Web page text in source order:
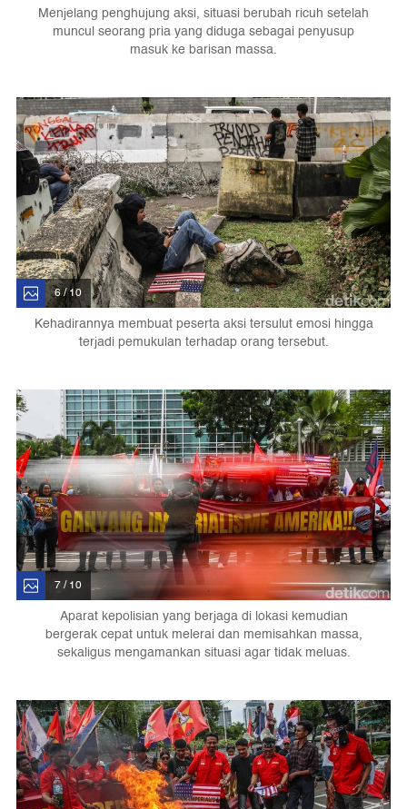
Menjelang penghujung aksi, situasi berubah ricuh setelah
muncul seorang pria yang diduga sebagai penyusup
masuk ke barisan massa.
6 / 10
Kehadirannya membuat peserta aksi tersulut emosi hingga
terjadi pemukulan terhadap orang tersebut.
7 / 10
Aparat kepolisian yang berjaga di lokasi kemudian
bergerak cepat untuk melerai dan memisahkan massa,
sekaligus mengamankan situasi agar tidak meluas.